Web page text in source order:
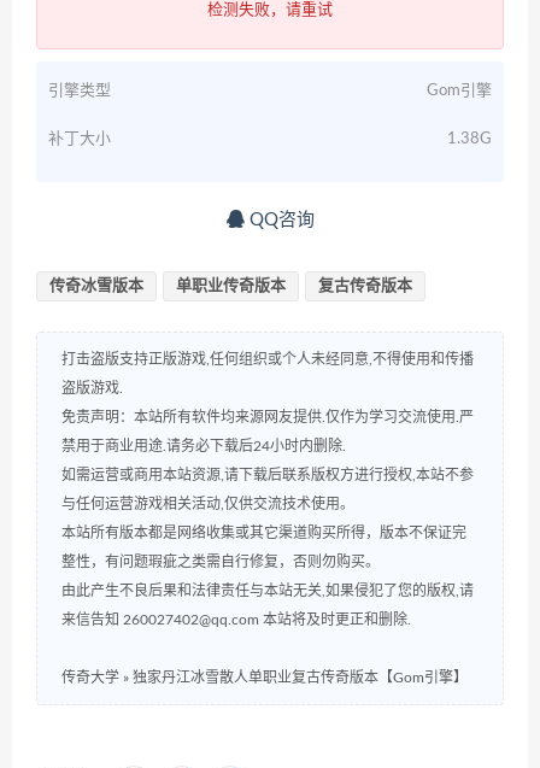
检测失败，请重试
引擎类型 Gom引擎
补丁大小 1.38G
QQ咨询
传奇冰雪版本 单职业传奇版本 复古传奇版本
打击盗版支持正版游戏,任何组织或个人未经同意,不得使用和传播
盗版游戏.
免责声明：本站所有软件均来源网友提供.仅作为学习交流使用.严
禁用于商业用途.请务必下载后24小时内删除.
如需运营或商用本站资源,请下载后联系版权方进行授权,本站不参
与任何运营游戏相关活动,仅供交流技术使用。
本站所有版本都是网络收集或其它渠道购买所得，版本不保证完
整性，有问题瑕疵之类需自行修复，否则勿购买。
由此产生不良后果和法律责任与本站无关,如果侵犯了您的版权,请
来信告知 260027402@qq.com 本站将及时更正和删除.
传奇大学 » 独家丹江冰雪散人单职业复古传奇版本【Gom引擎】